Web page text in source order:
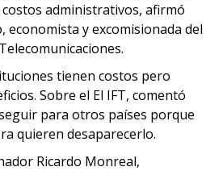
administrativos, afirmó
economista y excomisionada del
tienen costos pero
Sobre el El IFT, comentó
para otros países porque
quieren desaparecerlo.
Ricardo Monreal,